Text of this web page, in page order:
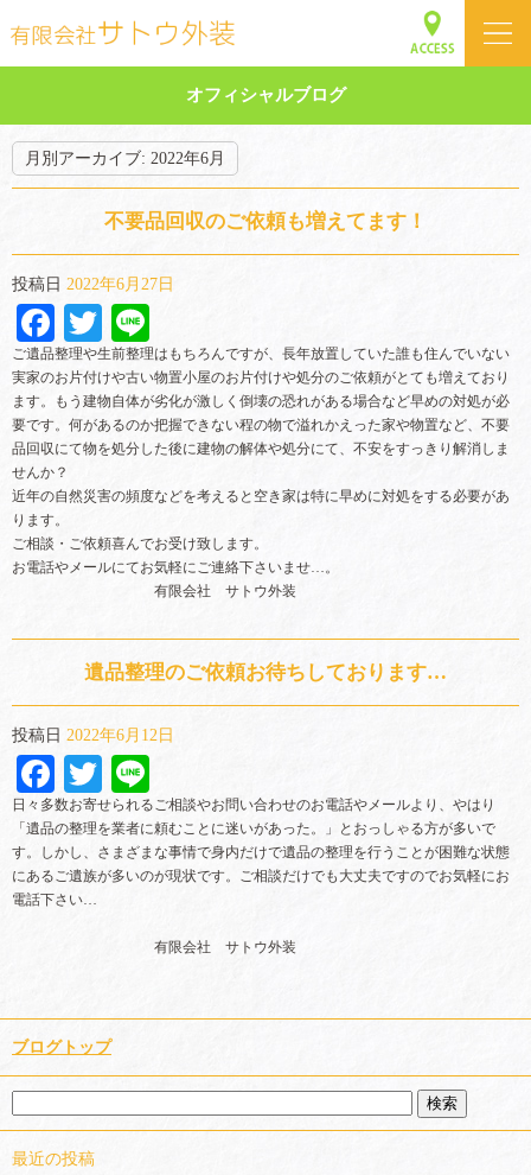
オフィシャルブログ
月別アーカイブ: 2022年6月
不要品回収のご依頼も増えてます！
投稿日 2022年6月27日
Facebook
Twitter
ご遺品整理や生前整理はもちろんですが、長年放置していた誰も住んでいない
実家のお片付けや古い物置小屋のお片付けや処分のご依頼がとても増えており
ます。もう建物自体が劣化が激しく倒壊の恐れがある場合など早めの対処が必
要です。何があるのか把握できない程の物で溢れかえった家や物置など、不要
品回収にて物を処分した後に建物の解体や処分にて、不安をすっきり解消しま
せんか？
近年の自然災害の頻度などを考えると空き家は特に早めに対処をする必要があ
ります。
ご相談・ご依頼喜んでお受け致します。
お電話やメールにてお気軽にご連絡下さいませ…。
有限会社 サトウ外装
遺品整理のご依頼お待ちしております…
投稿日 2022年6月12日
Facebook
Twitter
日々多数お寄せられるご相談やお問い合わせのお電話やメールより、やはり
「遺品の整理を業者に頼むことに迷いがあった。」とおっしゃる方が多いで
す。しかし、さまざまな事情で身内だけで遺品の整理を行うことが困難な状態
にあるご遺族が多いのが現状です。ご相談だけでも大丈夫ですのでお気軽にお
電話下さい…
有限会社 サトウ外装
ブログトップ
最近の投稿